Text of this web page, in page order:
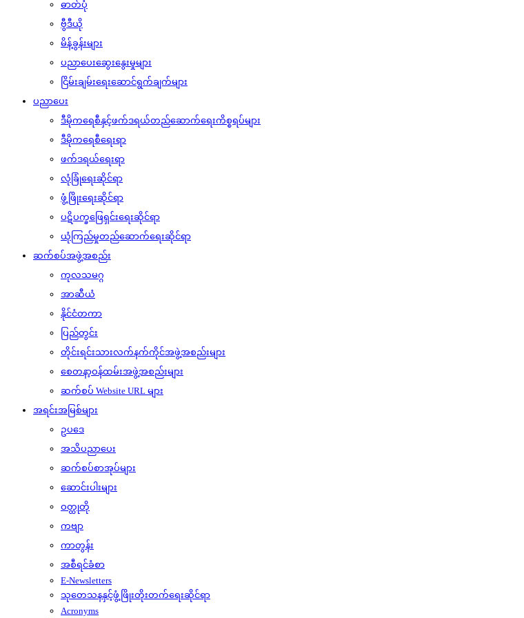
ဓာတ်ပုံ
ဗွီဒီယို
မိန့်ခွန်းများ
ပညာပေးဆွေးနွေးမှုများ
ငြိမ်းချမ်းရေးဆောင်ရွက်ချက်များ
ပညာပေး
ဒီမိုကရေစီနှင့်ဖက်ဒရယ်တည်ဆောက်‌ရေးကိစ္စရပ်များ
ဒီမိုကရေစီရေးရာ
ဖက်ဒရယ်ရေးရာ
လုံခြုံရေးဆိုင်ရာ
ဖွံ့ဖြိုးရေးဆိုင်ရာ
ပဋိပက္ခဖြေရှင်းရေးဆိုင်ရာ
ယုံကြည်မှုတည်ဆောက်ရေးဆိုင်ရာ
ဆက်စပ်အဖွဲ့အစည်း
ကုလသမဂ္ဂ
အာဆီယံ
နိုင်ငံတကာ
ပြည်တွင်း
တိုင်းရင်းသားလက်နက်ကိုင်အဖွဲ့အစည်းများ
စေတနာ့ဝန်ထမ်းအဖွဲ့အစည်းများ
ဆက်စပ် Website URL များ
အရင်းအမြစ်များ
ဥပဒေ
အသိပညာပေး
ဆက်စပ်စာအုပ်များ
ဆောင်းပါးများ
ဝတ္ထုတို
ကဗျာ
ကာတွန်း
အစီရင်ခံစာ
E-Newsletters
သုတေသနနှင့်ဖွံ့ဖြိုးတိုးတက်ရေးဆိုင်ရာ
Acronyms